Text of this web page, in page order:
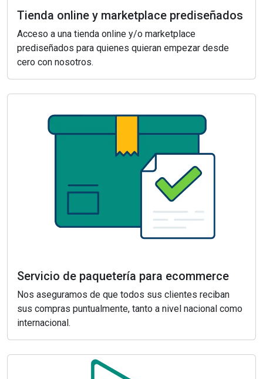
Tienda online y marketplace prediseñados
Acceso a una tienda online y/o marketplace
prediseñados para quienes quieran empezar desde
cero con nosotros.
Servicio de paquetería para ecommerce
Nos aseguramos de que todos sus clientes reciban
sus compras puntualmente, tanto a nivel nacional como
internacional.